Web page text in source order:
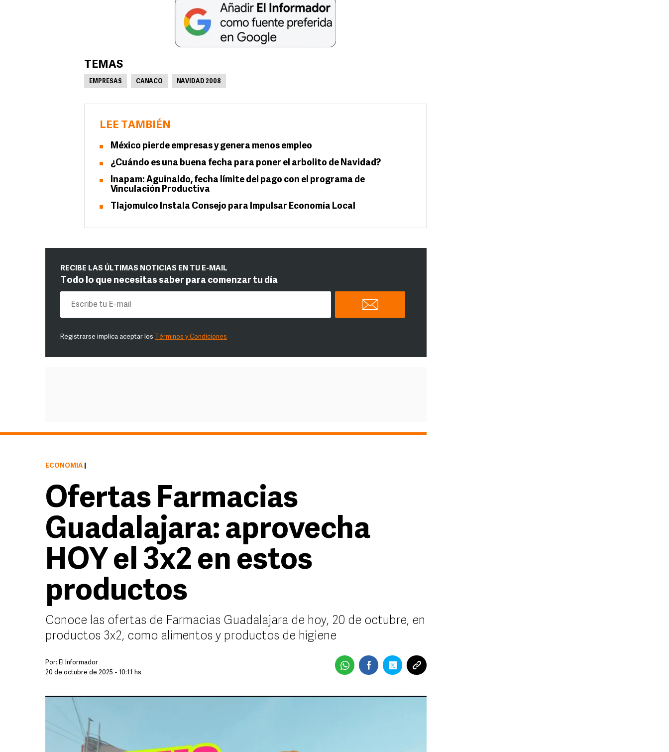
TEMAS
EMPRESAS CANACO NAVIDAD 2008
LEE TAMBIÉN
México pierde empresas y genera menos empleo
¿Cuándo es una buena fecha para poner el arbolito de Navidad?
Inapam: Aguinaldo, fecha límite del pago con el programa de
Vinculación Productiva
Tlajomulco Instala Consejo para Impulsar Economía Local
RECIBE LAS ÚLTIMAS NOTICIAS EN TU E-MAIL
Todo lo que necesitas saber para comenzar tu día
Registrarse implica aceptar los Términos y Condiciones
ECONOMÍA
Ofertas Farmacias
Guadalajara: aprovecha
HOY el 3x2 en estos
productos
Conoce las ofertas de Farmacias Guadalajara de hoy, 20 de octubre, en
productos 3x2, como alimentos y productos de higiene
Por: El Informador
20 de octubre de 2025 - 10:11 hs